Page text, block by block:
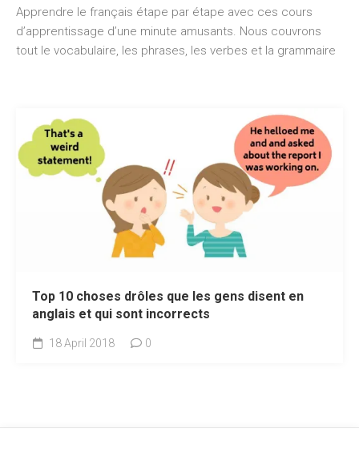
Apprendre le français étape par étape avec ces cours
d’apprentissage d’une minute amusants. Nous couvrons
tout le vocabulaire, les phrases, les verbes et la grammaire
Top 10 choses drôles que les gens disent en
anglais et qui sont incorrects
18 April 2018 0